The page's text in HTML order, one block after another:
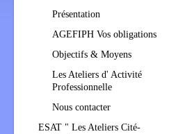
Présentation
AGEFIPH Vos obligations
Objectifs & Moyens
Les Ateliers d' Activité
Professionnelle
Nous contacter
ESAT " Les Ateliers Cité-